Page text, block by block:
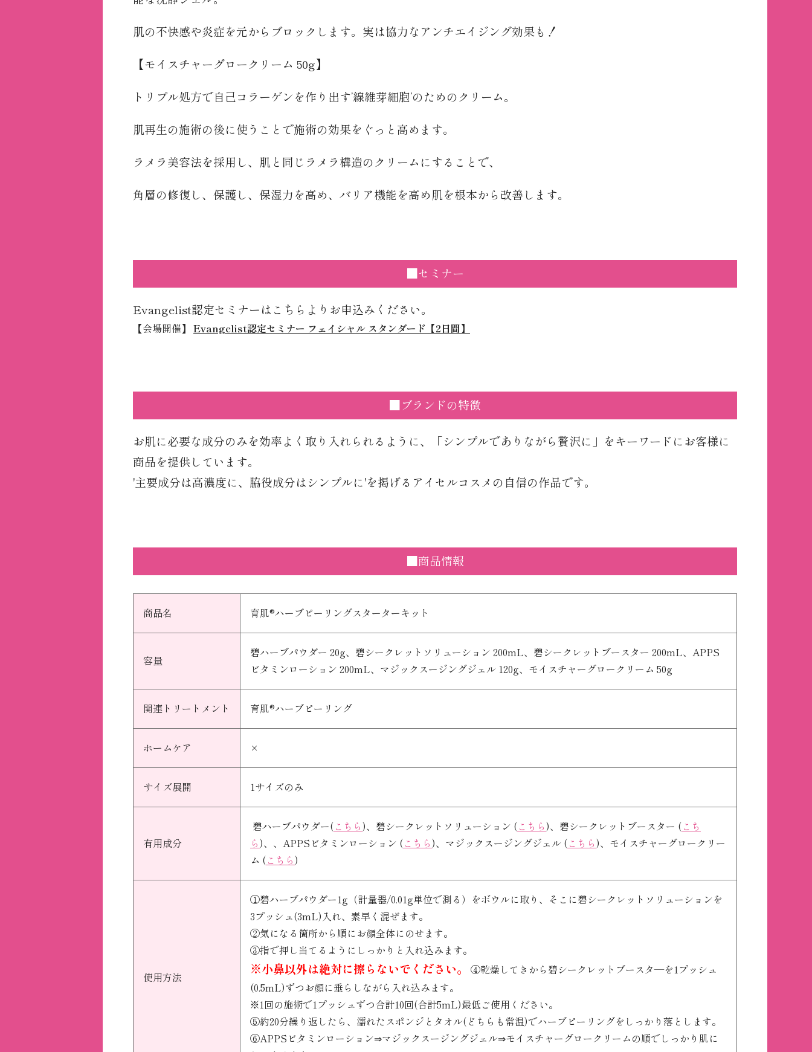
肌の不快感や炎症を元からブロックします。実は協力なアンチエイジング効果も！
【モイスチャーグロークリーム 50g】
トリプル処方で自己コラーゲンを作り出す’線維芽細胞’のためのクリーム。
肌再生の施術の後に使うことで施術の効果をぐっと高めます。
ラメラ美容法を採用し、肌と同じラメラ構造のクリームにすることで、
角層の修復し、保護し、保湿力を高め、バリア機能を高め肌を根本から改善します。
■セミナー
Evangelist認定セミナーはこちらよりお申込みください。
【会場開催】 Evangelist認定セミナー フェイシャル スタンダード【2日間】
■ブランドの特徴
お肌に必要な成分のみを効率よく取り入れられるように、「シンプルでありながら贅沢に」をキーワードにお客様に
商品を提供しています。
'主要成分は高濃度に、脇役成分はシンプルに'を掲げるアイセルコスメの自信の作品です。
■商品情報
商品名 育肌®ハーブピーリングスターターキット
容量
碧ハーブパウダー 20g、碧シークレットソリューション 200mL、碧シークレットブースター 200mL、APPS
ビタミンローション 200mL、マジックスージングジェル 120g、モイスチャーグロークリーム 50g
関連トリートメント 育肌®ハーブピーリング
ホームケア ×
サイズ展開 1サイズのみ
有用成分
碧ハーブパウダー( こちら )、碧シークレットソリューション ( こちら )、碧シークレットブースター ( こち
ら )、、APPSビタミンローション ( こちら )、マジックスージングジェル ( こちら )、モイスチャーグロークリー
ム ( こちら )
使用方法
①碧ハーブパウダー1g（計量器/0.01g単位で測る）をボウルに取り、そこに碧シークレットソリューションを
3プッシュ(3mL)入れ、素早く混ぜます。
②気になる箇所から順にお顔全体にのせます。
③指で押し当てるようにしっかりと入れ込みます。
※小鼻以外は絶対に擦らないでください。
④乾燥してきから碧シークレットブースタ―を1プッシュ
(0.5mL)ずつお顔に垂らしながら入れ込みます。
※1回の施術で1プッシュずつ合計10回(合計5mL)最低ご使用ください。
⑤約20分繰り返したら、濡れたスポンジとタオル(どちらも常温)でハーブピーリングをしっかり落とします。
⑥APPSビタミンローション⇒マジックスージングジェル⇒モイスチャーグロークリームの順でしっかり肌に